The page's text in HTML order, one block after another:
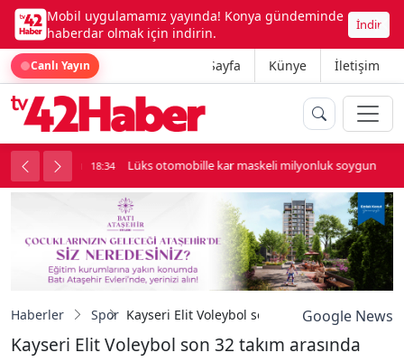
Mobil uygulamamız yayında! Konya gündeminde
haberdar olmak için indirin.
İndir
Canlı Yayın Ana Sayfa Künye İletişim
kavga çıktı 18:34 Lüks otomobille kar maskeli milyonluk soygun
Haberler Spor Kayseri Elit Voleybol son 32 takım arasında
Google News
Kayseri Elit Voleybol son 32 takım arasında